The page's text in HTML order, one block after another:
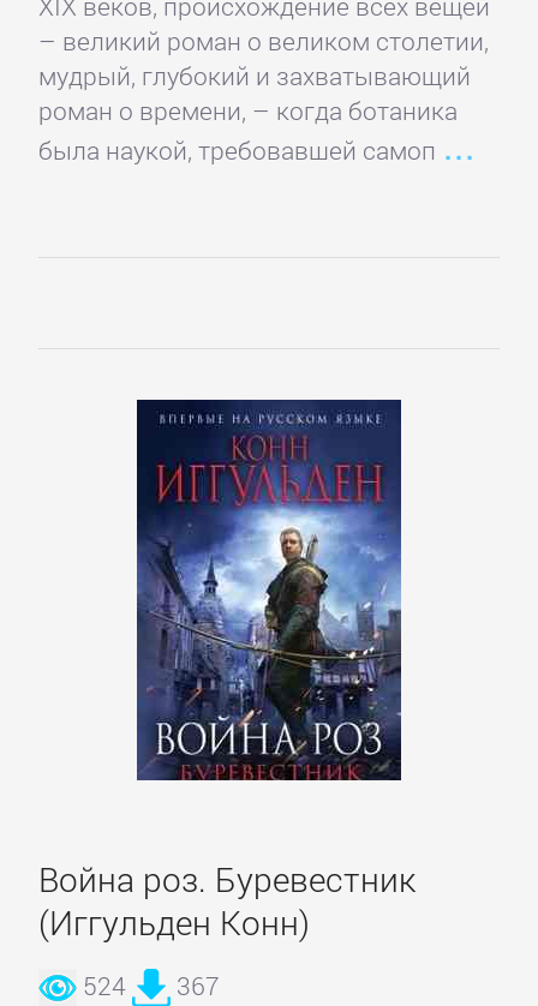
– великий роман о великом столетии,
мудрый, глубокий и захватывающий
роман о времени, – когда ботаника
была наукой, требовавшей самоп
Война роз. Буревестник
(Иггульден Конн)
524 367
Полицейские
детективы
Современные
детективы
Шпионские
КНИГИ
фантастика
детективы
приключения
Детские
стихи